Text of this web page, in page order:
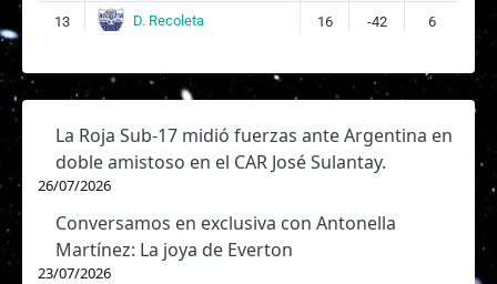
13 D. Recoleta 16 -42 6
La Roja Sub-17 midió fuerzas ante Argentina en
doble amistoso en el CAR José Sulantay.
26/07/2026
Conversamos en exclusiva con Antonella
Martínez: La joya de Everton
23/07/2026